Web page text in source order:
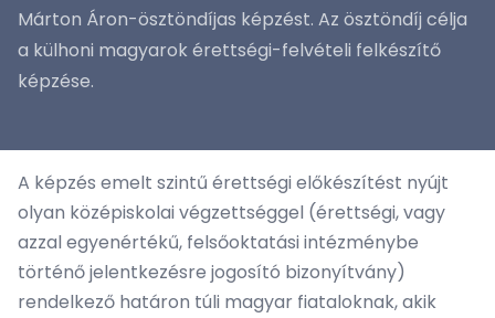
Márton Áron-ösztöndíjas képzést. Az ösztöndíj célja
a külhoni magyarok érettségi-felvételi felkészítő
képzése.
A képzés emelt szintű érettségi előkészítést nyújt
olyan középiskolai végzettséggel (érettségi, vagy
azzal egyenértékű, felsőoktatási intézménybe
történő jelentkezésre jogosító bizonyítvány)
rendelkező határon túli magyar fiataloknak, akik